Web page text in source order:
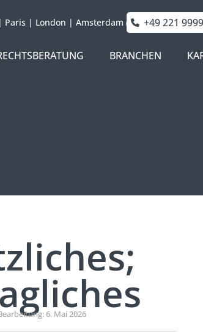
| Paris | London | Amsterdam +49 221
BRANCHEN
6. Mai 2026